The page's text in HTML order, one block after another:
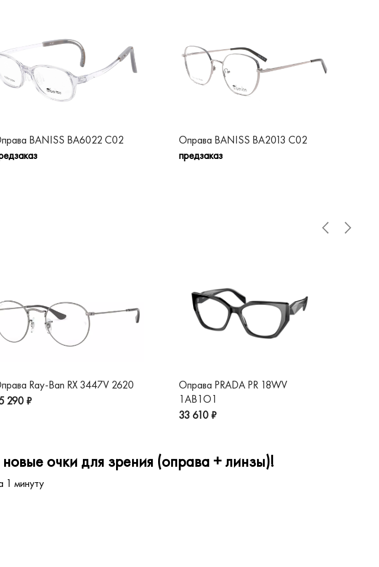
BANISS BA6022 C02
Оправа BANISS BA2013 C02
предзаказ
Ray-Ban RX 3447V 2620
290 ₽
Оправа PRADA PR 18WV
1AB1O1
33 610 ₽
очки для зрения (оправа + линзы)!
1 минуту